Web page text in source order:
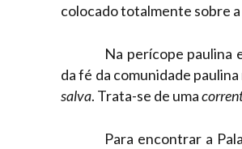
colocado totalmente sobre
Na perícope paulina
da fé da comunidade
salva. Trata-se de uma
Para encontrar a